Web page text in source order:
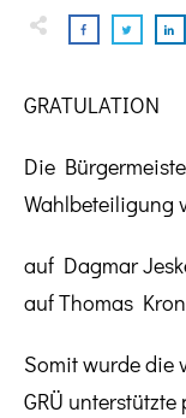
GRATULATION
Die
Wahlbeteiligung
auf Dagmar
auf Thomas
Somit wurde die
GRÜ